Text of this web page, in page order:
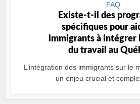
FAQ
Existe-t-il des
spécifiques pour
immigrants à intégrer
du travail au
L’intégration des immigrants sur le
un enjeu crucial et